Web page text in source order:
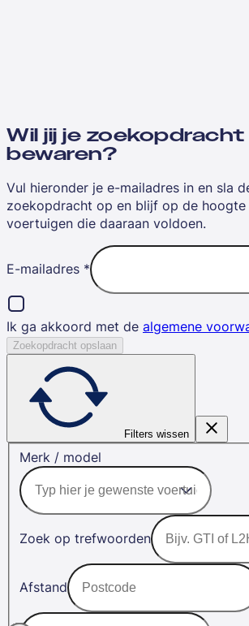
Wil jij je zoekopdracht
bewaren?
Vul hieronder je e-mailadres in en sla
zoekopdracht op en blijf op de hoogte
voertuigen die daaraan voldoen.
E-mailadres *
Ik ga akkoord met de algemene
Zoekopdracht opslaan
Filters wissen
Merk / model
Zoek op trefwoorden
Afstand